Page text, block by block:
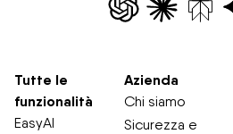
Tutte le
funzionalità
EasyAI
Azienda
Chi siamo
Sicurezza e